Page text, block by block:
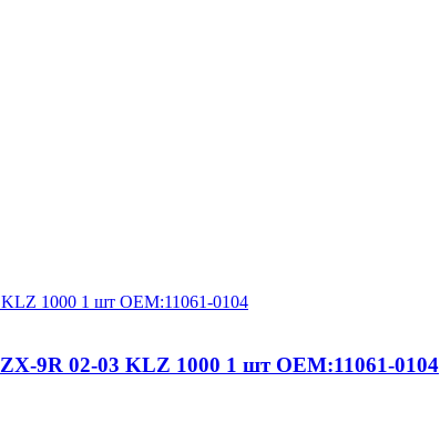
9R 02-03 KLZ 1000 1 шт OEM:11061-0104